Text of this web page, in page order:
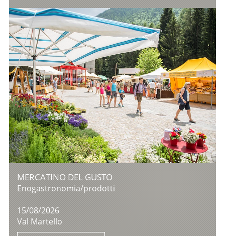
MERCATINO DEL GUSTO
Enogastronomia/prodotti
15/08/2026
Val Martello